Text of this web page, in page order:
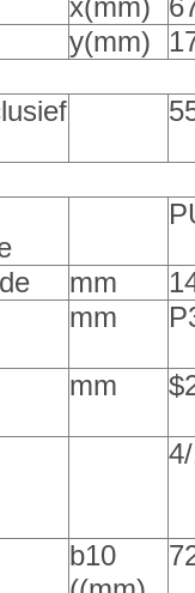
x(mm)
y(mm)
mm
mm
mm
b10